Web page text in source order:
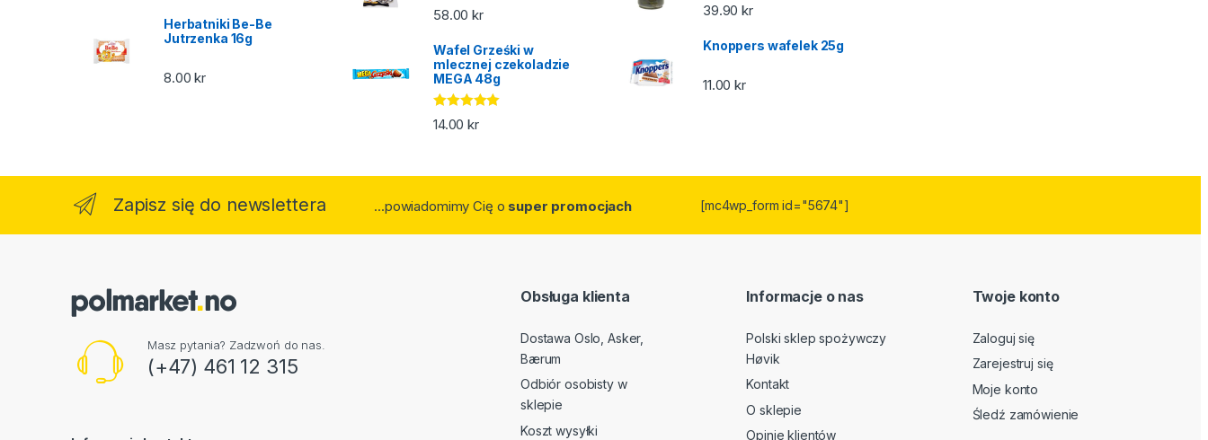
Herbatniki Be-Be
Jutrzenka 16g
8.00kr
Oceniono
5.00na 5
58.00kr
Wafel Grześki w
mlecznej czekoladzie
MEGA 48g
Oceniono
5.00na 5
14.00kr
39.90kr
Knoppers wafelek 25g
11.00kr
Zapisz się do newslettera ...powiadomimy Cię o super promocjach [mc4wp_form id="5674"]
Masz pytania? Zadzwoń do nas.
(+47) 461 12 315
Obsługa klienta
Dostawa Oslo, Asker,
Bærum
Odbiór osobisty w
sklepie
Koszt wysyłki
Informacje o nas
Polski sklep spożywczy
Høvik
Kontakt
O sklepie
Opinie klientów
Twoje konto
Zaloguj się
Zarejestruj się
Moje konto
Śledź zamówienie